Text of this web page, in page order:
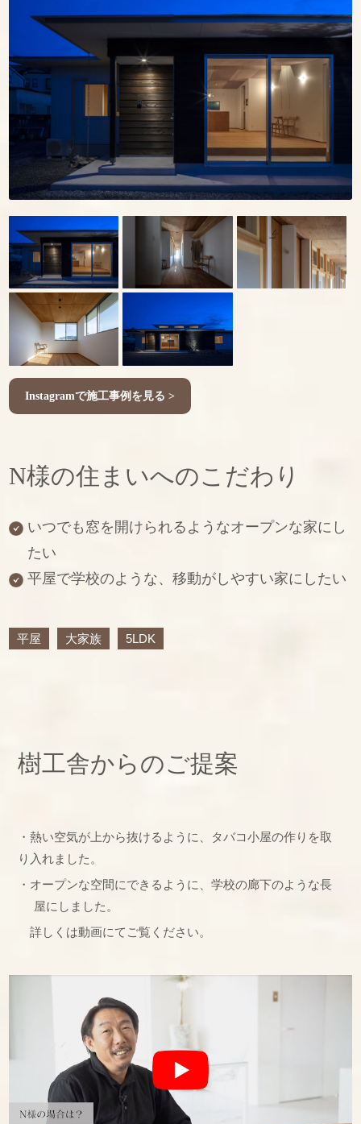
Instagramで施工事例を見る >
N様の住まいへのこだわり
いつでも窓を開けられるようなオープンな家に し
たい
平屋で学校のような、移動がしやすい家にしたい
平屋 大家族 5LDK
樹工舎からのご提案
・熱い空気が上から抜けるように、タバコ小屋の作りを取
り入れました。
・オープンな空間にできるように、学校の廊下のような長
屋にしました。
詳しくは動画にてご覧ください。